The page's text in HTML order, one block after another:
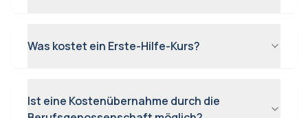
Was kostet ein Erste-Hilfe-Kurs?
Ist eine Kostenübernahme durch die